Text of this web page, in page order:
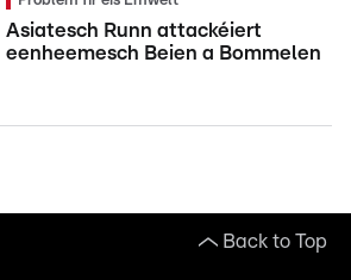
Asiatesch Runn attackéiert
eenheemesch Beien a Bommelen
Back to Top